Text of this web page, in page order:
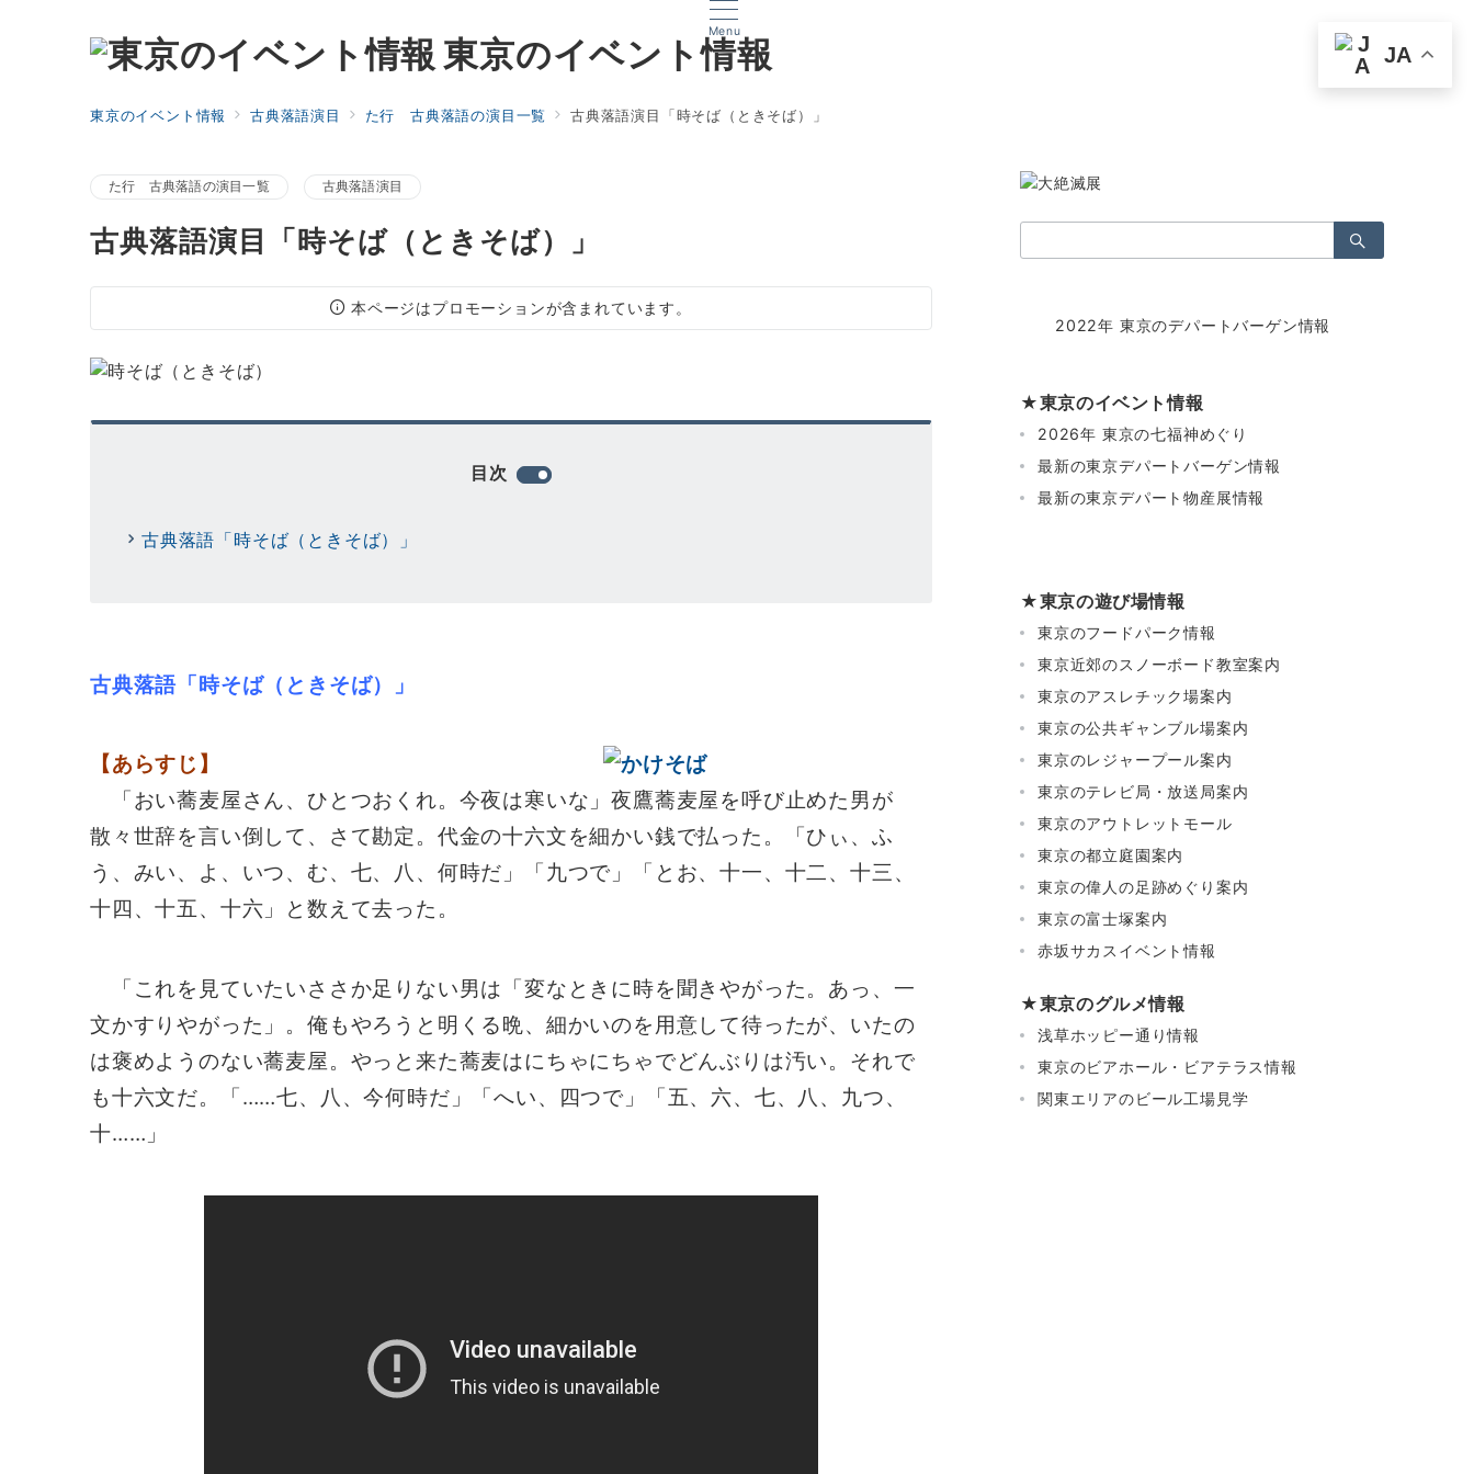
Menu
東京のイベント情報
東京のイベント情報 古典落語演目 た行 古典落語の演目一覧 古典落語演目「時そば（ときそば）」
た行 古典落語の演目一覧 古典落語演目
古典落語演目「時そば（ときそば）」
本ページはプロモーションが含まれています。
目次
古典落語「時そば（ときそば）」
古典落語「時そば（ときそば）」
【あらすじ】
「おい蕎麦屋さん、ひとつおくれ。今夜は寒いな」夜鷹蕎麦屋を呼び止めた男が
散々世辞を言い倒して、さて勘定。代金の十六文を細かい銭で払った。「ひぃ、ふ
う、みい、よ、いつ、む、七、八、何時だ」「九つで」「とお、十一、十二、十三、
十四、十五、十六」と数えて去った。
「これを見ていたいささか足りない男は「変なときに時を聞きやがった。あっ、一
文かすりやがった」。俺もやろうと明くる晩、細かいのを用意して待ったが、いたの
は褒めようのない蕎麦屋。やっと来た蕎麦はにちゃにちゃでどんぶりは汚い。それで
も十六文だ。「……七、八、今何時だ」「へい、四つで」「五、六、七、八、九つ、
十……」
索：
2022年 東京のデパートバーゲン情報
★東京のイベント情報
2026年 東京の七福神めぐり
最新の東京デパートバーゲン情報
最新の東京デパート物産展情報
★東京の遊び場情報
東京のフードパーク情報
東京近郊のスノーボード教室案内
東京のアスレチック場案内
東京の公共ギャンブル場案内
東京のレジャープール案内
東京のテレビ局・放送局案内
東京のアウトレットモール
東京の都立庭園案内
東京の偉人の足跡めぐり案内
東京の富士塚案内
赤坂サカスイベント情報
★東京のグルメ情報
浅草ホッピー通り情報
東京のビアホール・ビアテラス情報
関東エリアのビール工場見学
JA